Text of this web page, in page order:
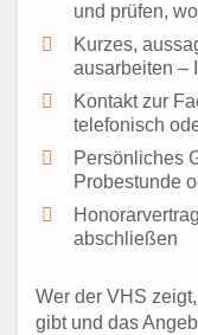
und prüfen,
Kurzes,
ausarbeiten –
Kontakt zur
telefonisch
Persönliches
Probestunde
abschließen
Wer der VHS
gibt und das